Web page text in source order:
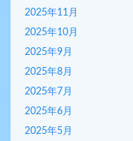
2025年11月
2025年10月
2025年9月
2025年8月
2025年7月
2025年6月
2025年5月